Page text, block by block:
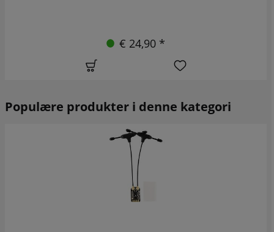
€ 24,90 *
Populære produkter i denne kategori